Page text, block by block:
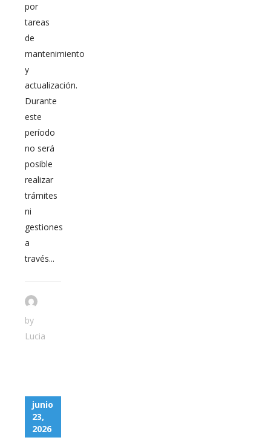
por
tareas
de
mantenimiento
y
actualización.
Durante
este
período
no será
posible
realizar
trámites
ni
gestiones
a
través...
by
Lucia
junio
23,
2026